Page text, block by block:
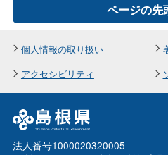
ページの先
個人情報の取り扱い
アクセシビリティ
法人番号1000020320005